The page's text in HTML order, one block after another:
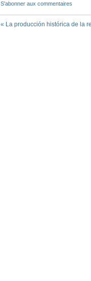
S'abonner aux commentaires
« La producción histórica de la